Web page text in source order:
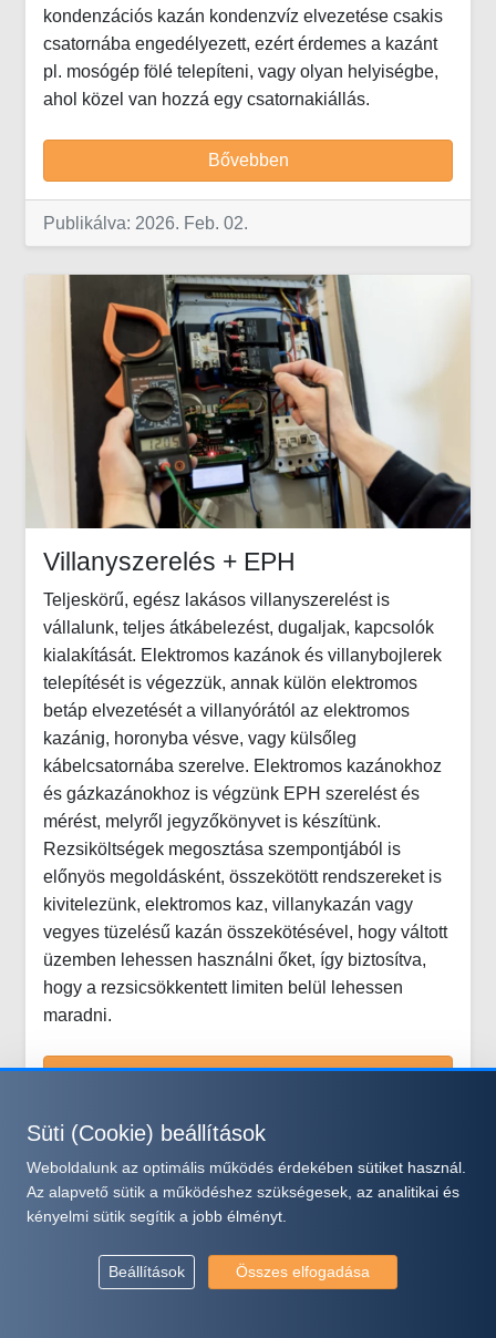
kondenzációs kazán kondenzvíz elvezetése csakis
csatornába engedélyezett, ezért érdemes a kazánt
pl. mosógép fölé telepíteni, vagy olyan helyiségbe,
ahol közel van hozzá egy csatornakiállás.
Bővebben
Publikálva: 2026. Feb. 02.
Villanyszerelés + EPH
Teljeskörű, egész lakásos villanyszerelést is
vállalunk, teljes átkábelezést, dugaljak, kapcsolók
kialakítását. Elektromos kazánok és villanybojlerek
telepítését is végezzük, annak külön elektromos
betáp elvezetését a villanyórától az elektromos
kazánig, horonyba vésve, vagy külsőleg
kábelcsatornába szerelve. Elektromos kazánokhoz
és gázkazánokhoz is végzünk EPH szerelést és
mérést, melyről jegyzőkönyvet is készítünk.
Rezsiköltségek megosztása szempontjából is
előnyös megoldásként, összekötött rendszereket is
kivitelezünk, elektromos kaz, villanykazán vagy
vegyes tüzelésű kazán összekötésével, hogy váltott
üzemben lehessen használni őket, így biztosítva,
hogy a rezsicsökkentett limiten belül lehessen
maradni.
Bővebben
Publikálva: 2026. Feb. 02.
Süti (Cookie) beállítások
Weboldalunk az optimális működés érdekében sütiket használ.
Az alapvető sütik a működéshez szükségesek, az analitikai és
kényelmi sütik segítik a jobb élményt.
Beállítások Összes elfogadása